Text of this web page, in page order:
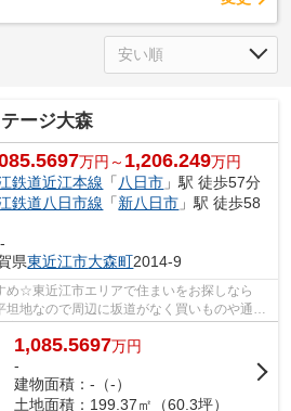
ージ大森
万円～ 1,206.249万円
鉄道近江本線 「八日市 」駅 徒歩57分
鉄道八日市線 「新八日市 」駅 徒歩58
県東近江市大森町2014-9
め☆東近江市エリアで住まいをお探しなら
坦地なので周辺に坂道がなく買いものや通勤
様にご満足...
1,085.5697万円
-
建物面積：-（-）
土地面積：199.37㎡（60.3坪）